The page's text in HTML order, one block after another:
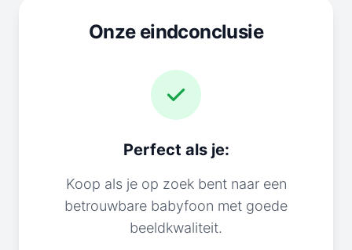
Onze eindconclusie
Perfect als je:
Koop als je op zoek bent naar een
betrouwbare babyfoon met goede
beeldkwaliteit.